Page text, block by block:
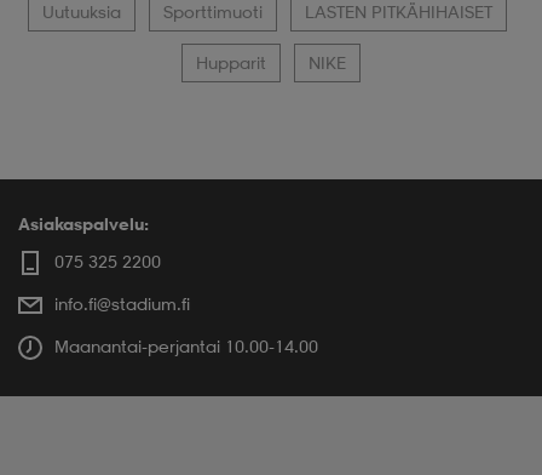
Uutuuksia Sporttimuoti LASTEN PITKÄHIHAISET
Hupparit NIKE
Asiakaspalvelu:
075 325 2200
info.fi@stadium.fi
Maanantai-perjantai 10.00-14.00